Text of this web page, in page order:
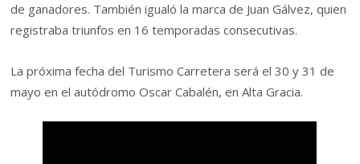
de ganadores. También igualó la marca de Juan Gálvez, quien
registraba triunfos en 16 temporadas consecutivas.
La próxima fecha del Turismo Carretera será el 30 y 31 de
mayo en el autódromo Oscar Cabalén, en Alta Gracia.